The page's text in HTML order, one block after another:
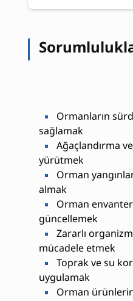
Ormanların
sağlamak
Ağaçlandırma
yürütmek
Orman
almak
Orman
güncellemek
Zararlı
mücadele etmek
Toprak ve su
uygulamak
Orman